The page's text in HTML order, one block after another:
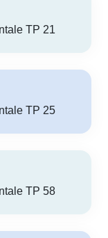
TP 21
TP 25
TP 58